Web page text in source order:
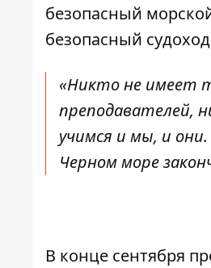
безопасный
безопасный
«Никто не имеет
преподавателей,
учимся и мы, и
Черном море
В конце сентября